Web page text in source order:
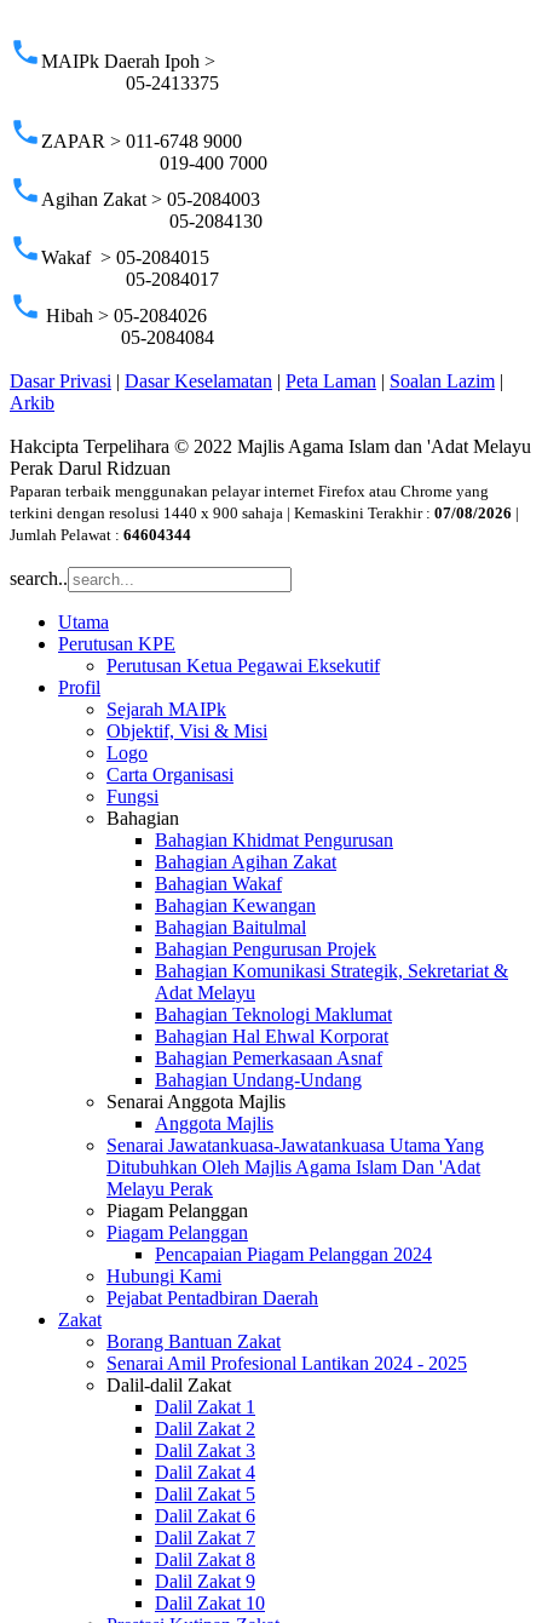
phoneMAIPk Daerah Ipoh >
05-2413375
phone ZAPAR > 011-6748 9000
019-400 7000
phone Agihan Zakat > 05-2084003
05-2084130
phoneWakaf > 05-2084015
05-2084017
phone Hibah > 05-2084026
05-2084084
Dasar Privasi | Dasar Keselamatan | Peta Laman | Soalan Lazim |
Arkib
Hakcipta Terpelihara © 2022 Majlis Agama Islam dan 'Adat Melayu
Perak Darul Ridzuan
Paparan terbaik menggunakan pelayar internet Firefox atau Chrome yang
terkini dengan resolusi 1440 x 900 sahaja | Kemaskini Terakhir : 07/08/2026 |
Jumlah Pelawat : 64604344
search..
Utama
Perutusan KPE
Perutusan Ketua Pegawai Eksekutif
Profil
Sejarah MAIPk
Objektif, Visi & Misi
Logo
Carta Organisasi
Fungsi
Bahagian
Bahagian Khidmat Pengurusan
Bahagian Agihan Zakat
Bahagian Wakaf
Bahagian Kewangan
Bahagian Baitulmal
Bahagian Pengurusan Projek
Bahagian Komunikasi Strategik, Sekretariat &
Adat Melayu
Bahagian Teknologi Maklumat
Bahagian Hal Ehwal Korporat
Bahagian Pemerkasaan Asnaf
Bahagian Undang-Undang
Senarai Anggota Majlis
Anggota Majlis
Senarai Jawatankuasa-Jawatankuasa Utama Yang
Ditubuhkan Oleh Majlis Agama Islam Dan 'Adat
Melayu Perak
Piagam Pelanggan
Piagam Pelanggan
Pencapaian Piagam Pelanggan 2024
Hubungi Kami
Pejabat Pentadbiran Daerah
Zakat
Borang Bantuan Zakat
Senarai Amil Profesional Lantikan 2024 - 2025
Dalil-dalil Zakat
Dalil Zakat 1
Dalil Zakat 2
Dalil Zakat 3
Dalil Zakat 4
Dalil Zakat 5
Dalil Zakat 6
Dalil Zakat 7
Dalil Zakat 8
Dalil Zakat 9
Dalil Zakat 10